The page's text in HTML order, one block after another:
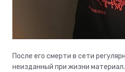
После его смерти в сети
неизданный при жизни